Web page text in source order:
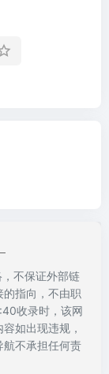
不保证外部链
指向，不由职
收录时，该网
如出现违规，
航不承担任何责